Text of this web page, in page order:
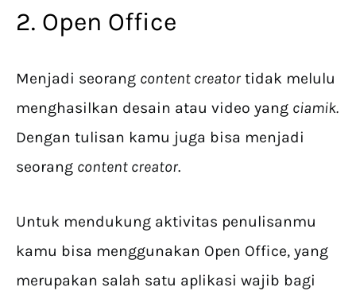
2. Open Office
Menjadi seorang content creator tidak melulu
menghasilkan desain atau video yang ciamik.
Dengan tulisan kamu juga bisa menjadi
seorang content creator.
Untuk mendukung aktivitas penulisanmu
kamu bisa menggunakan Open Office, yang
merupakan salah satu aplikasi wajib bagi